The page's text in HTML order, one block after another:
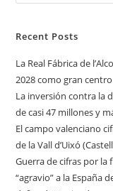
Recent Posts
La Real Fábrica de
2028 como gran
La inversión contra la
de casi 47 millones y
El campo valenciano
de la Vall d’Uixó
Guerra de cifras por
“agravio” a la España